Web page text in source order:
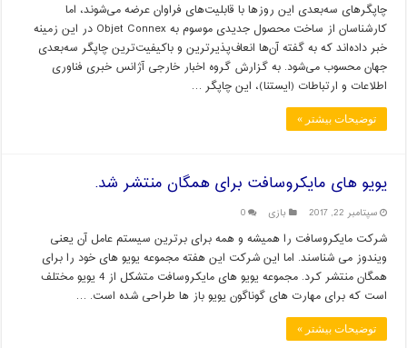
چاپگرهای سه‌بعدی این روزها با قابلیت‌های فراوان عرضه می‌شوند، اما
کارشناسان از ساخت محصول جدیدی موسوم به Objet Connex در این زمینه
خبر داده‌اند که به گفته آن‌ها انعاف‌پذیرترین و باکیفیت‌ترین چاپگر سه‌بعدی
جهان محسوب می‌شود. به گزارش گروه اخبار خارجی آژانس خبری فناوری
اطلاعات و ارتباطات (ایستنا)، این چاپگر …
توضیحات بیشتر »
یویو های مایکروسافت برای همگان منتشر شد.
سپتامبر 22, 2017 بازی 0
شرکت مایکروسافت را همیشه و همه برای برترین سیستم عامل آن یعنی
ویندوز می شناسند. اما این شرکت این هفته مجموعه یویو های خود را برای
همگان منتشر کرد. مجموعه یویو های مایکروسافت متشکل از 4 یویو مختلف
است که برای مهارت های گوناگون یویو باز ها طراحی شده است. …
توضیحات بیشتر »